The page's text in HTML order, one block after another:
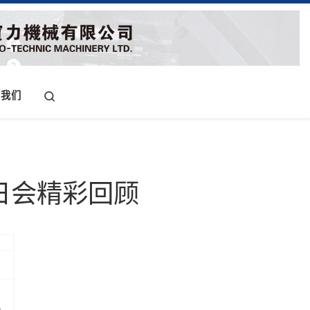
们
会精彩回顾